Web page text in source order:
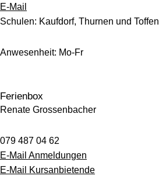
E-Mail
Schulen: Kaufdorf, Thurnen und Toffen
Anwesenheit: Mo-Fr
Ferienbox
Renate Grossenbacher
079 487 04 62
E-Mail Anmeldungen
E-Mail Kursanbietende